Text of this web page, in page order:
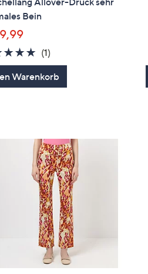
Bein
5.0
von
5
(1)1
Bewertungen
Warenkorb